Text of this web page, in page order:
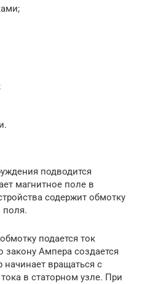
подводится
магнитное поле в
содержит обмотку
поля.
подается ток
Ампера создается
вращаться с
в статорном узле. При